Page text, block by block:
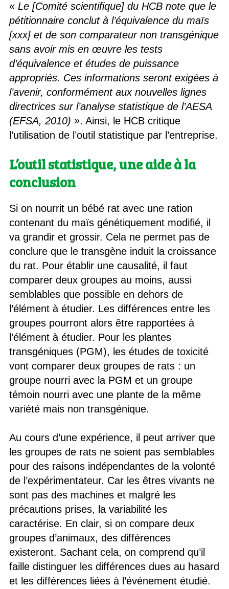
« Le [Comité scientifique] du HCB note que le
pétitionnaire conclut à l’équivalence du maïs
[xxx] et de son comparateur non transgénique
sans avoir mis en œuvre les tests
d’équivalence et études de puissance
appropriés. Ces informations seront exigées à
l’avenir, conformément aux nouvelles lignes
directrices sur l’analyse statistique de l’AESA
(EFSA, 2010) ». Ainsi, le HCB critique
l’utilisation de l’outil statistique par l’entreprise.
L’outil statistique, une aide à la
conclusion
Si on nourrit un bébé rat avec une ration
contenant du maïs génétiquement modifié, il
va grandir et grossir. Cela ne permet pas de
conclure que le transgène induit la croissance
du rat. Pour établir une causalité, il faut
comparer deux groupes au moins, aussi
semblables que possible en dehors de
l’élément à étudier. Les différences entre les
groupes pourront alors être rapportées à
l’élément à étudier. Pour les plantes
transgéniques (PGM), les études de toxicité
vont comparer deux groupes de rats : un
groupe nourri avec la PGM et un groupe
témoin nourri avec une plante de la même
variété mais non transgénique.
Au cours d’une expérience, il peut arriver que
les groupes de rats ne soient pas semblables
pour des raisons indépendantes de la volonté
de l’expérimentateur. Car les êtres vivants ne
sont pas des machines et malgré les
précautions prises, la variabilité les
caractérise. En clair, si on compare deux
groupes d’animaux, des différences
existeront. Sachant cela, on comprend qu’il
faille distinguer les différences dues au hasard
et les différences liées à l’événement étudié.